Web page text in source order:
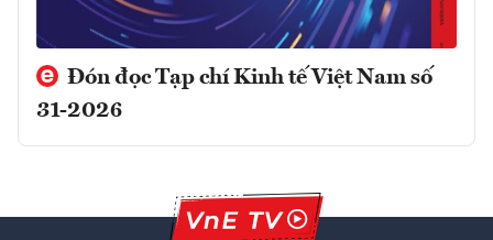
Đón đọc Tạp chí Kinh tế Việt Nam số
31-2026